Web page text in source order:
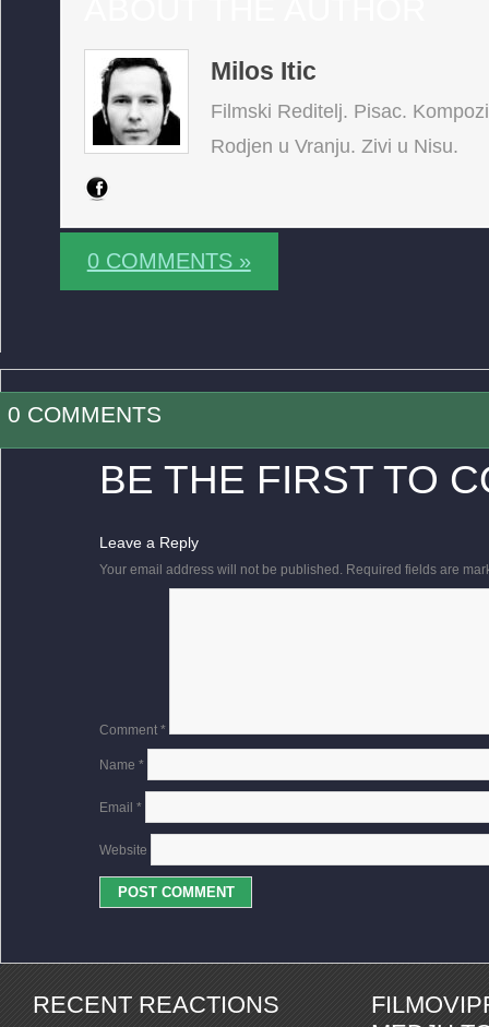
Milos Itic
Filmski Reditelj. Pisac.
Rodjen u Vranju. Zivi u Nisu.
0 COMMENTS »
0 COMMENTS
BE THE FIRST TO
Leave a Reply
Your email address will not be published. Required fields are
Comment *
Name *
Email *
Website
RECENT REACTIONS